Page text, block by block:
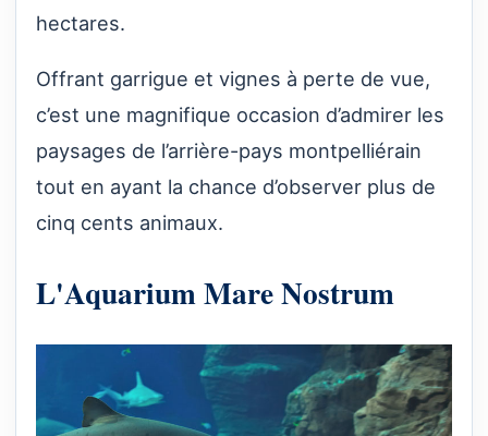
hectares.
Offrant garrigue et vignes à perte de vue,
c’est une magnifique occasion d’admirer les
paysages de l’arrière-pays montpelliérain
tout en ayant la chance d’observer plus de
cinq cents animaux.
L'Aquarium Mare Nostrum